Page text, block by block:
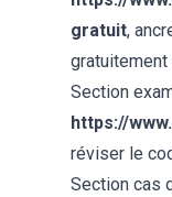
gratuit,
gratuitement
Section
https://
réviser le
Section cas